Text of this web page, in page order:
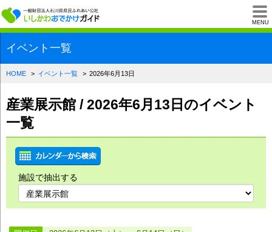
MENU
一般財団法人石川
イベント一覧
HOME イベント一覧 2026年6月13日
産業展示館 / 2026年6月13日のイベント
一覧
施設で抽出する